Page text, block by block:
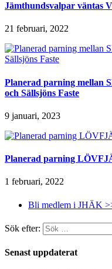
Jämthundsvalpar väntas
21 februari, 2022
Planerad parning mellan
och Sällsjöns Faste
9 januari, 2023
Planerad parning
1 februari, 2022
Bli medlem i JHÄK
Sök efter:
Senast uppdaterat